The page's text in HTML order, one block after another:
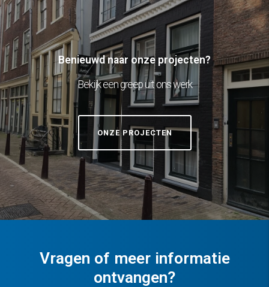
Benieuwd naar onze projecten?
Bekijk een greep uit ons werk
ONZE PROJECTEN
Vragen of meer informatie
ontvangen?